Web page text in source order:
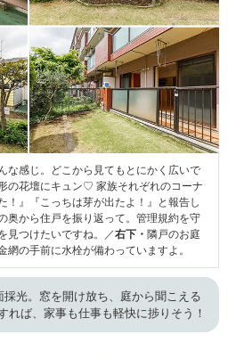
な感じ。どこから見てもとにかく広いで
の花壇にキュン♡ 家族それぞれのコーナ
！』『こっちは芽が出たよ！』と報告し
奥から住戸を振り返って。管理規約を守
見つけたいですね。／右下・ 隣戸のお庭
網の手前に水栓が備わっていますよ。
採光。窓を開け放ち、庭から聞こえる
れば、家事も仕事も軽快に捗りそう！